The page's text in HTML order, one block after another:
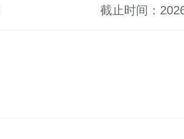
截止时间：